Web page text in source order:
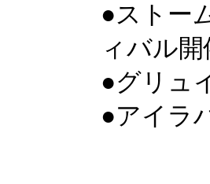
●ストー
ィバル
●グリュ
●アイラ